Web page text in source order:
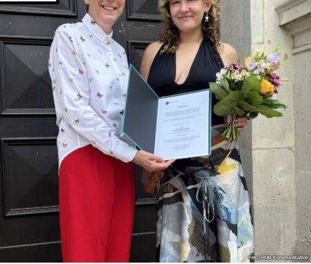
Foto: HGB Kommunikation
Foto: HGB Kommunikation